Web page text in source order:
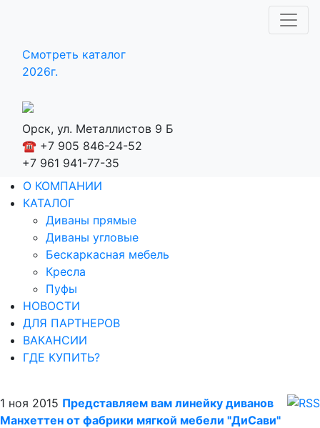
Смотреть каталог
2026г.
Орск, ул. Металлистов 9 Б
☎️ +7 905 846-24-52
+7 961 941-77-35
О КОМПАНИИ
КАТАЛОГ
Диваны прямые
Диваны угловые
Бескаркасная мебель
Кресла
Пуфы
НОВОСТИ
ДЛЯ ПАРТНЕРОВ
ВАКАНСИИ
ГДЕ КУПИТЬ?
1 ноя 2015 Представляем вам линейку диванов
Манхеттен от фабрики мягкой мебели "ДиСави"